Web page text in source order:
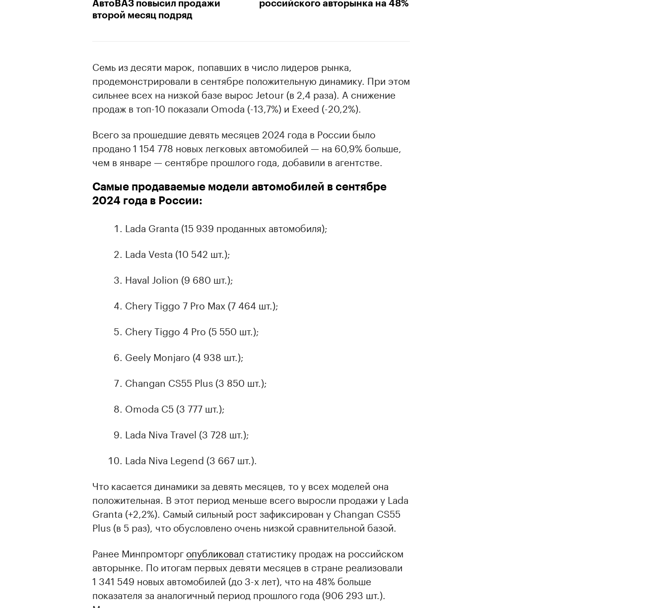
АвтоВАЗ повысил продажи
второй месяц подряд
российского авторынка на 48%
Семь из десяти марок, попавших в число лидеров рынка,
продемонстрировали в сентябре положительную динамику. При этом
сильнее всех на низкой базе вырос Jetour (в 2,4 раза). А снижение
продаж в топ-10 показали Omoda (-13,7%) и Exeed (-20,2%).
Всего за прошедшие девять месяцев 2024 года в России было
продано 1 154 778 новых легковых автомобилей — на 60,9% больше,
чем в январе — сентябре прошлого года, добавили в агентстве.
Самые продаваемые модели автомобилей в сентябре
2024 года в России:
Lada Granta (15 939 проданных автомобиля);
Lada Vesta (10 542 шт.);
Haval Jolion (9 680 шт.);
Chery Tiggo 7 Pro Max (7 464 шт.);
Chery Tiggo 4 Pro (5 550 шт.);
Geely Monjaro (4 938 шт.);
Changan CS55 Plus (3 850 шт.);
Omoda C5 (3 777 шт.);
Lada Niva Travel (3 728 шт.);
Lada Niva Legend (3 667 шт.).
Что касается динамики за девять месяцев, то у всех моделей она
положительная. В этот период меньше всего выросли продажи у Lada
Granta (+2,2%). Самый сильный рост зафиксирован у Changan CS55
Plus (в 5 раз), что обусловлено очень низкой сравнительной базой.
Ранее Минпромторг опубликовал статистику продаж на российском
авторынке. По итогам первых девяти месяцев в стране реализовали
1 341 549 новых автомобилей (до 3-х лет), что на 48% больше
показателя за аналогичный период прошлого года (906 293 шт.).